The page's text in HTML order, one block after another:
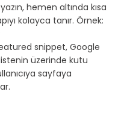
hemen altında kısa
kolayca tanır. Örnek:
snippet, Google
üzerinde kutu
sayfaya